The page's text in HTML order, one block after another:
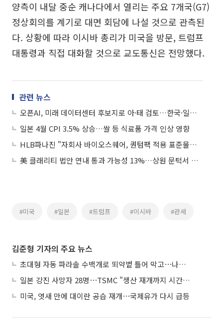
양측이 내달 중순 캐나다에서 열리는 주요 7개국(G7)
정상회의를 계기로 대면 회담에 나설 것으로 관측된
다. 상황에 따라 이시바 총리가 미국을 방문, 트럼프
대통령과 직접 대화할 것으로 교도통신은 전망했다.
관련 뉴스
오픈AI, 미래 데이터센터 후보지로 아·태 검토…한국·일본 등 방문 예정
일본 4월 CPI 3.5% 상승…쌀 등 식료품 가격 인상 영향
HLB파나진 "자회사 바이오스퀘어, 퀀텀팩 적용 표준물질 미국 특허 등록"
美 클래리티 법안 연내 통과 가능성 13%…상원 문턱서 제동
#미국 #일본 #트럼프 #이시바 #관세
김준형 기자의 주요 뉴스
초대형 자동 파라솔 수백개로 뙤약볕 틀어 막고⋯나라별 폭염 생존법
일본 강진 사망자 28명⋯TSMC "생산 재개까지 시간 필요해"
미국, 엿새 만에 대이란 공습 재개⋯국제유가 다시 급등